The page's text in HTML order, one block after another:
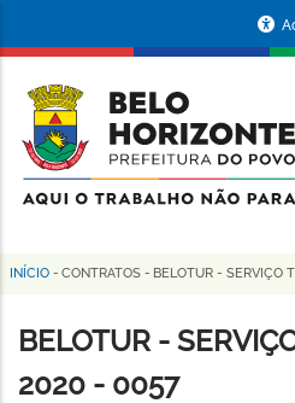
conteúdo
principal
da
Prefeitura
de
Horizonte
Trilha
de
navegação
INÍCIO - CONTRATOS - BELOTUR - SERVIÇO
BELOTUR -
2020 - 0057